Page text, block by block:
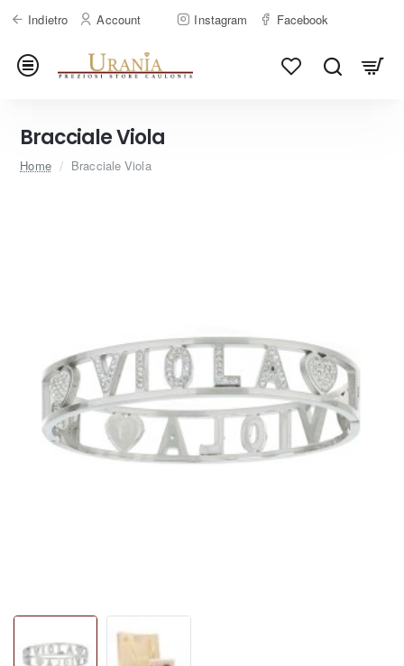
Indietro Account Instagram Facebook
Bracciale Viola
HomehomeBracciale Viola